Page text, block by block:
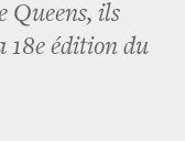
Queens, ils
18e édition du